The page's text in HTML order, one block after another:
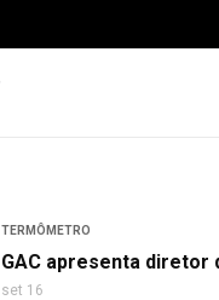
TERMÔMETRO
GAC apresenta diretor
set 16